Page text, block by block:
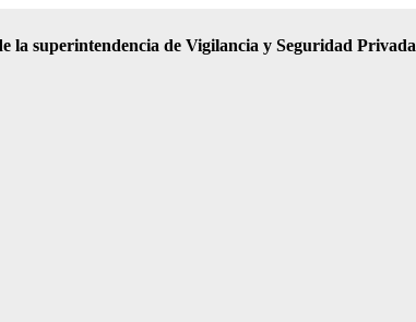
la superintendencia de Vigilancia y Seguridad Privada